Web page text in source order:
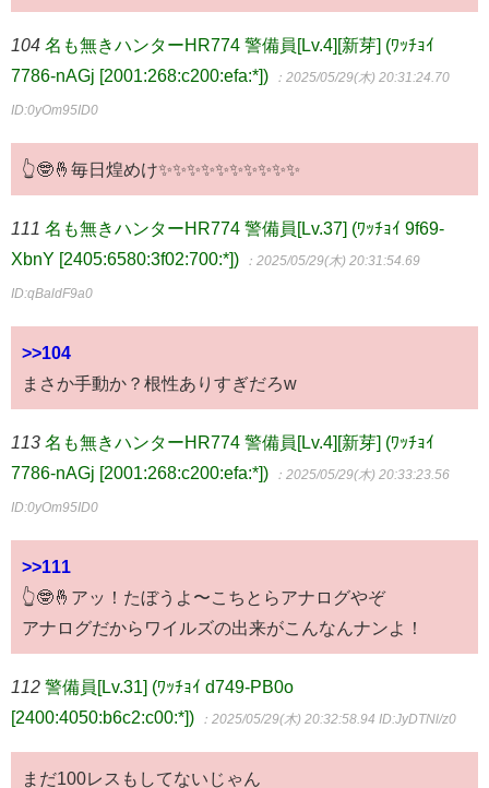
104 名も無きハンターHR774 警備員[Lv.4][新芽] (ﾜｯﾁｮｲ
7786-nAGj [2001:268:c200:efa:*])
：2025/05/29(木) 20:31:24.70
ID:0yOm95ID0
👆🤓🤞毎日煌めけ✨✨✨✨✨✨✨✨✨✨
111 名も無きハンターHR774 警備員[Lv.37] (ﾜｯﾁｮｲ 9f69-
XbnY [2405:6580:3f02:700:*])
：2025/05/29(木) 20:31:54.69
ID:qBaldF9a0
>>104
まさか手動か？根性ありすぎだろw
113 名も無きハンターHR774 警備員[Lv.4][新芽] (ﾜｯﾁｮｲ
7786-nAGj [2001:268:c200:efa:*])
：2025/05/29(木) 20:33:23.56
ID:0yOm95ID0
>>111
👆🤓🤞アッ！たぼうよ〜こちとらアナログやぞ
アナログだからワイルズの出来がこんなんナンよ！
112 警備員[Lv.31] (ﾜｯﾁｮｲ d749-PB0o
[2400:4050:b6c2:c00:*])
：2025/05/29(木) 20:32:58.94 ID:JyDTNl/z0
まだ100レスもしてないじゃん